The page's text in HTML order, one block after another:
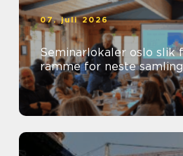
07. juli 2026
Seminarlokaler oslo slik finner du riktig
ramme for neste samling